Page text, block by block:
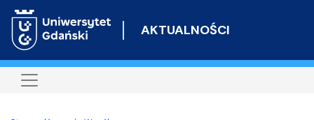
do
AKTUALNOŚCI